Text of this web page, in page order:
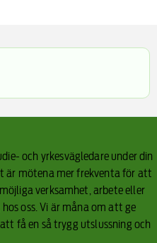
och yrkesvägledare under din
är mötena mer frekventa för att
verksamhet, arbete eller
oss. Vi är måna om att ge
få en så trygg utslussning och